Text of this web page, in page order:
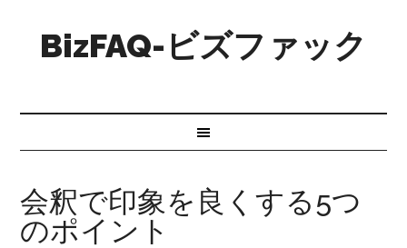
BizFAQ-ビズファック
会釈で印象を良くする5つ
のポイント